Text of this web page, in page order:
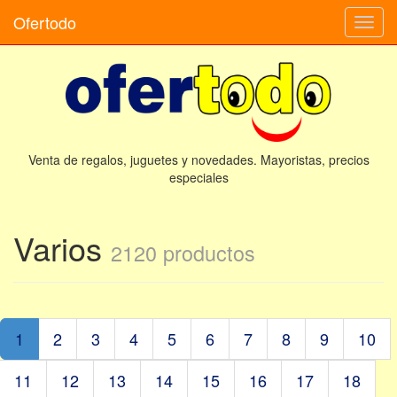
Venta de regalos, juguetes y novedades. Mayoristas, precios
especiales
Ofertodo
Varios 2120 productos
1 2 3 4 5 6 7 8 9
10
11
12 13 14 15 16 17 18